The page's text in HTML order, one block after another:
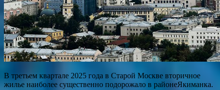
В третьем квартале 2025 года в Старой Москве вторичное
жилье наиболее существенно подорожало в районеЯкиманка.